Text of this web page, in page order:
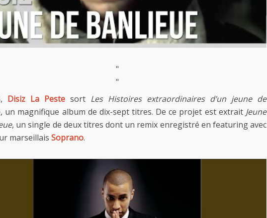
"
"
Disiz La Peste sort Les Histoires extraordinaires d’un jeune de
un magnifique album de dix-sept titres. De ce projet est extrait Jeune
, un single de deux titres dont un remix enregistré en featuring avec
marseillais Soprano.